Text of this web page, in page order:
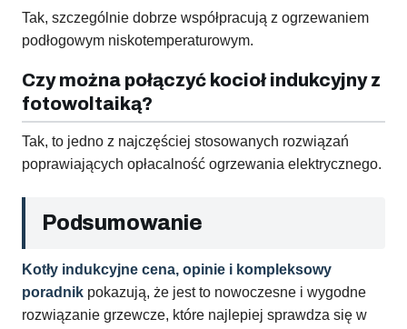
Tak, szczególnie dobrze współpracują z ogrzewaniem
podłogowym niskotemperaturowym.
Czy można połączyć kocioł indukcyjny z
fotowoltaiką?
Tak, to jedno z najczęściej stosowanych rozwiązań
poprawiających opłacalność ogrzewania elektrycznego.
Podsumowanie
Kotły indukcyjne cena, opinie i kompleksowy
poradnik pokazują, że jest to nowoczesne i wygodne
rozwiązanie grzewcze, które najlepiej sprawdza się w